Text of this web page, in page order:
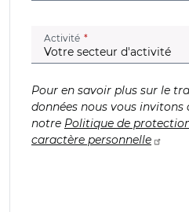
Activité (champ obligatoire)
Pour en savoir plus sur le
données nous vous invitons
notre Politique de
caractère personnelle